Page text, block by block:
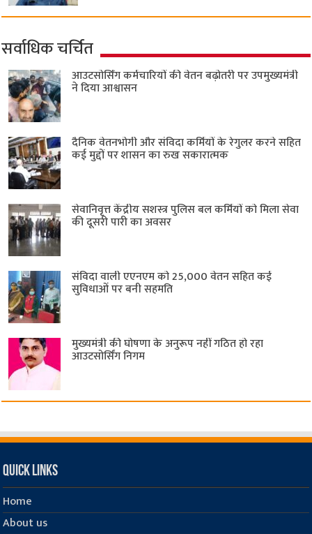
सर्वाधिक चर्चित
आउटसोर्सिंग कर्मचारियों की वेतन बढ़ोतरी पर उपमुख्यमंत्री
ने दिया आश्वासन
दैनिक वेतनभोगी और संविदा कर्मियों के रेगुलर करने सहित
कई मुद्दों पर शासन का रुख सकारात्मक
सेवानिवृत्त केंद्रीय सशस्त्र पुलिस बल ​कर्मियों को मिला सेवा
की दूसरी पारी का अवसर
संविदा वाली एएनएम को 25,000 वेतन सहित कई
सुविधाओं पर बनी सहमति
मुख्यमंत्री की घोषणा के अनुरूप नहीं गठित हो रहा
आउटसोर्सिंग निगम
Quick Links
Home
About us